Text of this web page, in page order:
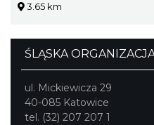
3.65 km
ŚLĄSKA
ul. Mickiewicza 29
40-085 Katowice
tel. (32) 207 207 1